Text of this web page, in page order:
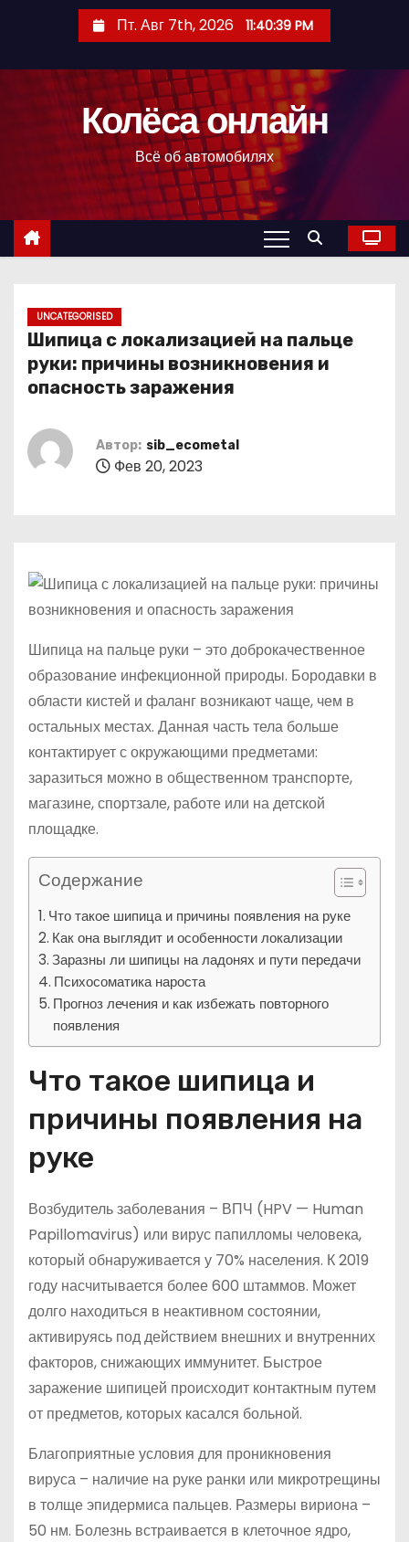
с
Пт. Авг 7th, 2026 11:40:40 PM
Колёса онлайн
Всё об автомобилях
UNCATEGORISED
Шипица с локализацией на пальце
руки: причины возникновения и
опасность заражения
Автор: sib_ecometal
Фев 20, 2023
Шипица на пальце руки – это доброкачественное
образование инфекционной природы. Бородавки в
области кистей и фаланг возникают чаще, чем в
остальных местах. Данная часть тела больше
контактирует с окружающими предметами:
заразиться можно в общественном транспорте,
магазине, спортзале, работе или на детской
площадке.
Содержание
Что такое шипица и причины появления на руке
Как она выглядит и особенности локализации
Заразны ли шипицы на ладонях и пути передачи
Психосоматика нароста
Прогноз лечения и как избежать повторного
появления
Что такое шипица и
причины появления на
руке
Возбудитель заболевания – ВПЧ (HPV — Human
Papillomavirus) или вирус папилломы человека,
который обнаруживается у 70% населения. К 2019
году насчитывается более 600 штаммов. Может
долго находиться в неактивном состоянии,
активируясь под действием внешних и внутренних
факторов, снижающих иммунитет. Быстрое
заражение шипицей происходит контактным путем
от предметов, которых касался больной.
Благоприятные условия для проникновения
вируса – наличие на руке ранки или микротрещины
в толще эпидермиса пальцев. Размеры вириона –
50 нм. Болезнь встраивается в клеточное ядро,